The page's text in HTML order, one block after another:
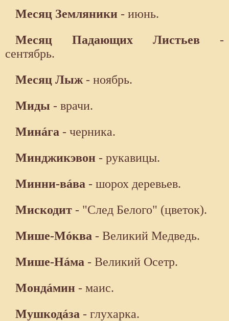
Месяц Земляники - июнь.
Месяц Падающих Листьев -
сентябрь.
Месяц Лыж - ноябрь.
Миды - врачи.
Минáга - черника.
Минджикэвон - рукавицы.
Минни-вáва - шорох деревьев.
Мискодит - "След Белого" (цветок).
Мише-Мóква - Великий Медведь.
Мише-Нáма - Великий Осетр.
Мондáмин - маис.
Мушкодáза - глухарка.